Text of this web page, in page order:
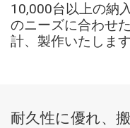
10,000台以上の納
のニーズに合わせ
計、製作いたします
耐久性に優れ、